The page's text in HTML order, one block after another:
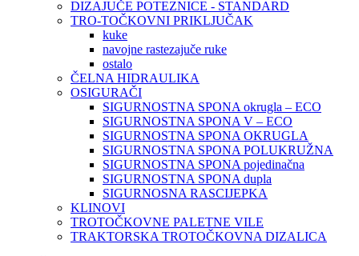
DIZAJUČE POTEZNICE - STANDARD
TRO-TOČKOVNI PRIKLJUČAK
kuke
navojne rastezajuče ruke
ostalo
ČELNA HIDRAULIKA
OSIGURAČI
SIGURNOSTNA SPONA okrugla – ECO
SIGURNOSTNA SPONA V – ECO
SIGURNOSTNA SPONA OKRUGLA
SIGURNOSTNA SPONA POLUKRUŽNA
SIGURNOSTNA SPONA pojedinačna
SIGURNOSTNA SPONA dupla
SIGURNOSNA RASCIJEPKA
KLINOVI
TROTOČKOVNE PALETNE VILE
TRAKTORSKA TROTOČKOVNA DIZALICA